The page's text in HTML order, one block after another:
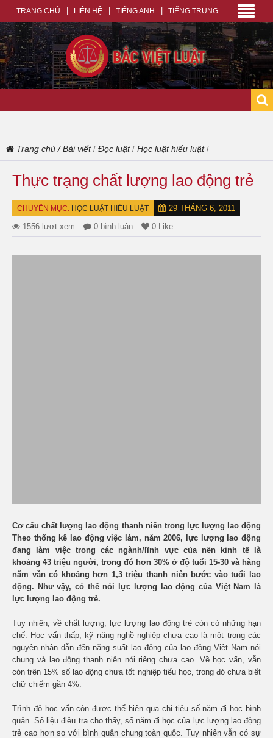
TRANG CHỦ LIÊN HỆ TIẾNG ANH TIẾNG TRUNG
Trang chủ /Bài viết/ Đọc luật/ Học luật hiểu luật/
Thực trạng chất lượng lao động trẻ
CHUYÊN MỤC: HỌC LUẬT HIỂU LUẬT
29 THÁNG 6, 2011
1556 lượt xem
0 bình luận 0 Like
Cơ cấu chất lượng lao động thanh niên trong lực lượng lao động
Theo thống kê lao động việc làm, năm 2006, lực lượng lao động
đang làm việc trong các ngành/lĩnh vực của nền kinh tế là
khoảng 43 triệu người, trong đó hơn 30% ở độ tuổi 15-30 và hàng
năm vẫn có khoảng hơn 1,3 triệu thanh niên bước vào tuổi lao
động. Như vậy, có thể nói lực lượng lao động của Việt Nam là
lực lượng lao động trẻ.
Tuy nhiên, về chất lượng, lực lượng lao động trẻ còn có những hạn
chế. Học vấn thấp, kỹ năng nghề nghiệp chưa cao là một trong các
nguyên nhân dẫn đến năng suất lao động của lao động Việt Nam nói
chung và lao động thanh niên nói riêng chưa cao. Về học vấn, vẫn
còn trên 15% số lao động chưa tốt nghiệp tiểu học, trong đó chưa biết
chữ chiếm gần 4%.
Trình độ học vấn còn được thể hiện qua chỉ tiêu số năm đi học bình
quân. Số liệu điều tra cho thấy, số năm đi học của lực lượng lao động
trẻ cao hơn so với bình quân chung toàn quốc. Tuy nhiên vẫn có sự